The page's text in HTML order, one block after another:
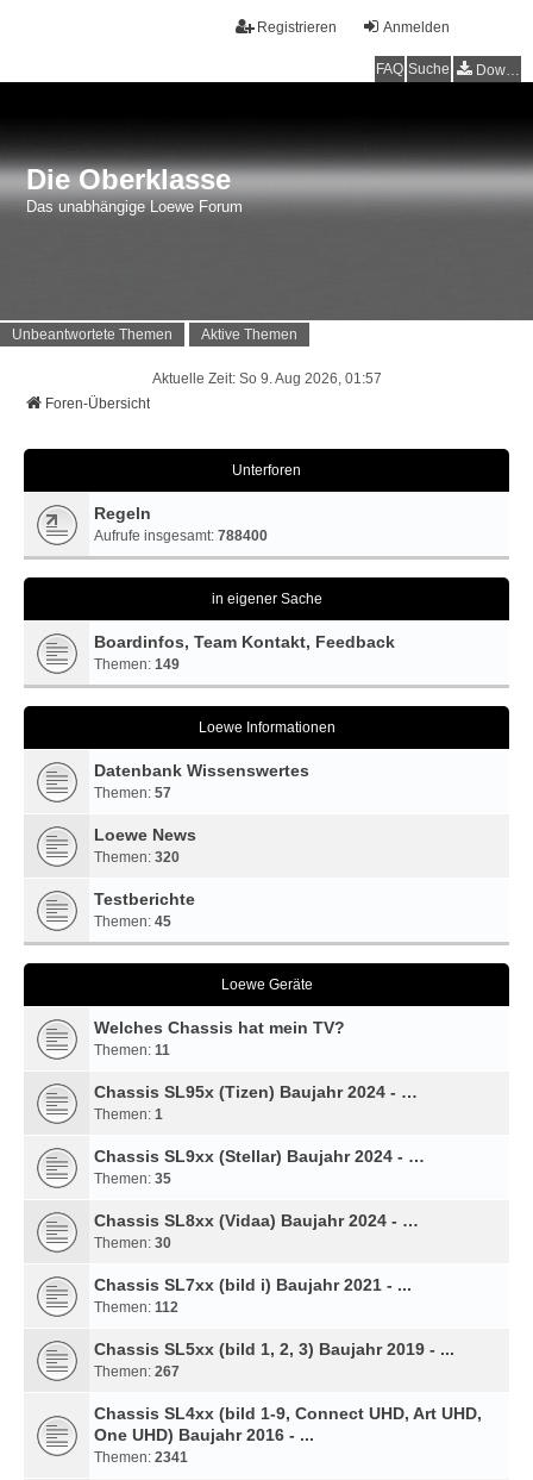
Anmelden
Registrieren
FAQ Suche Downloads
Die Oberklasse
Das unabhängige Loewe Forum
Unbeantwortete Themen Aktive Themen
Aktuelle Zeit: So 9. Aug 2026, 01:57
Foren-Übersicht
Unterforen
Regeln
Aufrufe insgesamt: 788400
in eigener Sache
Boardinfos, Team Kontakt, Feedback
Themen: 149
Loewe Informationen
Datenbank Wissenswertes
Themen: 57
Loewe News
Themen: 320
Testberichte
Themen: 45
Loewe Geräte
Welches Chassis hat mein TV?
Themen: 11
Chassis SL95x (Tizen) Baujahr 2024 - …
Themen: 1
Chassis SL9xx (Stellar) Baujahr 2024 - …
Themen: 35
Chassis SL8xx (Vidaa) Baujahr 2024 - …
Themen: 30
Chassis SL7xx (bild i) Baujahr 2021 - ...
Themen: 112
Chassis SL5xx (bild 1, 2, 3) Baujahr 2019 - ...
Themen: 267
Chassis SL4xx (bild 1-9, Connect UHD, Art UHD,
One UHD) Baujahr 2016 - ...
Themen: 2341